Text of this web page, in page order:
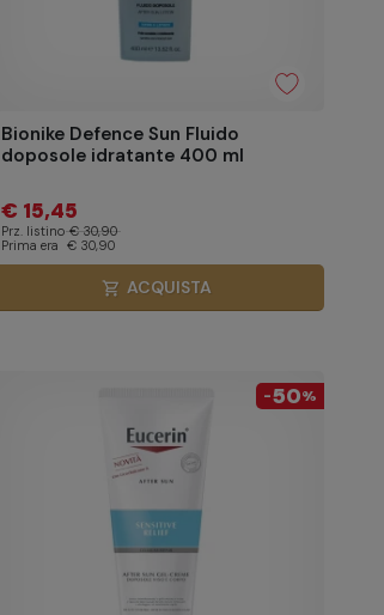
Bionike Defence Sun Fluido
doposole idratante 400 ml
€ 15,45
Prz. listino € 30,90
Prima era € 30,90
shopping_cart ACQUISTA
-50%